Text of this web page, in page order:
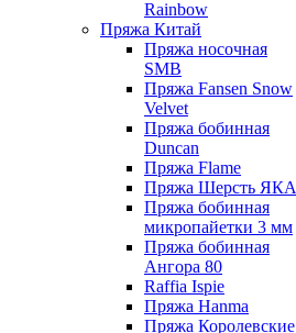
Rainbow
Пряжа Китай
Пряжа носочная
SMB
Пряжа Fansen Snow
Velvet
Пряжа бобинная
Duncan
Пряжа Flame
Пряжа Шерсть ЯКА
Пряжа бобинная
микропайетки 3 мм
Пряжа бобинная
Ангора 80
Raffia Ispie
Пряжа Hanma
Пряжа Королевские